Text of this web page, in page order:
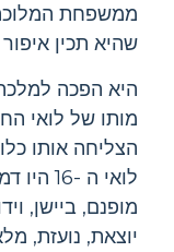
ממשפחת
שהיא תכין
מותו של לואי
לואי ה -
מופנם, ביישן,
יוצאת, נועזת,